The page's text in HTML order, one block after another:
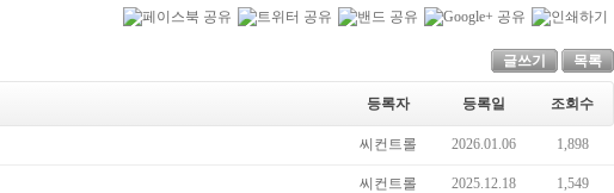
글쓰기 목록
등록자 등록일 조회수
씨컨트롤 2026.01.06 1,898
씨컨트롤 2025.12.18 1,549